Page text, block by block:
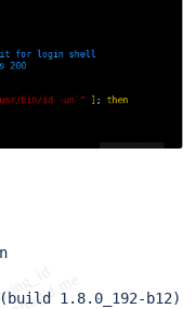
(build 1.8.0_192-b12)